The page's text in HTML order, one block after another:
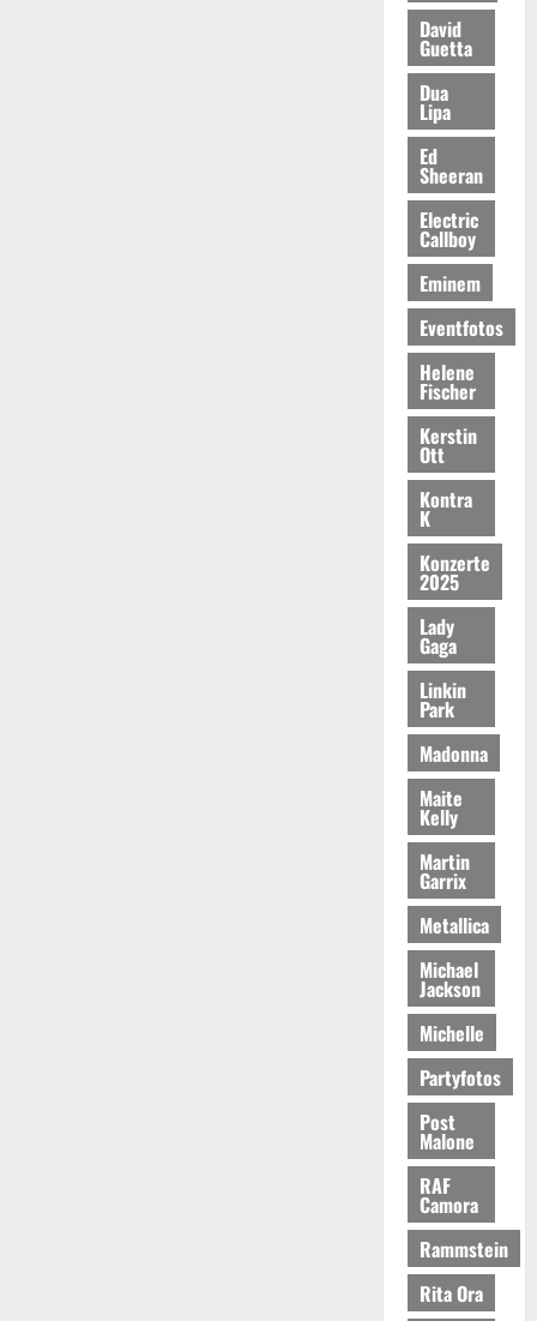
David
Guetta
Dua
Lipa
Ed
Sheeran
Electric
Callboy
Eminem
Eventfotos
Helene
Fischer
Kerstin
Ott
Kontra
K
Konzerte
2025
Lady
Gaga
Linkin
Park
Madonna
Maite
Kelly
Martin
Garrix
Metallica
Michael
Jackson
Michelle
Partyfotos
Post
Malone
RAF
Camora
Rammstein
Rita Ora